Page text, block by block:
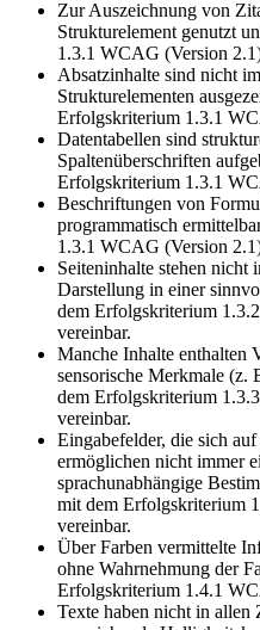
Zur Auszeichnung von
Strukturelement genutzt
1.3.1 WCAG (Version
Absatzinhalte sind nicht
Strukturelementen
Erfolgskriterium 1.3.1
Datentabellen sind
Spaltenüberschriften
Erfolgskriterium 1.3.1
Beschriftungen von
programmatisch
1.3.1 WCAG (Version
Seiteninhalte stehen nicht
Darstellung in einer
dem Erfolgskriterium
vereinbar.
Manche Inhalte enthalten
sensorische Merkmale (z.
dem Erfolgskriterium
vereinbar.
Eingabefelder, die sich
ermöglichen nicht immer
sprachunabhängige
mit dem Erfolgskriterium
vereinbar.
Über Farben vermittelte
ohne Wahrnehmung der
Erfolgskriterium 1.4.1
Texte haben nicht in allen